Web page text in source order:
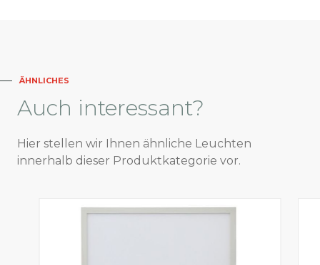
ÄHNLICHES
Auch interessant?
Hier stellen wir Ihnen ähnliche Leuchten
innerhalb dieser Produktkategorie vor.